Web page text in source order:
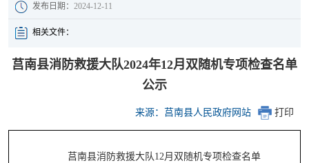
发布日期： 2024-12-11
相关文件：
莒南县消防救援大队2024年12月双随机专项检查名单
公示
来源：莒南县人民政府网站 打印
莒南县消防救援大队12月双随机专项检查名单